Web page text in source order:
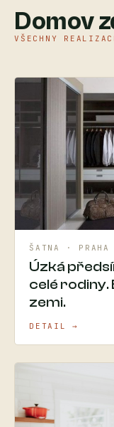
Domov
VŠECHNY
ŠATNA · PRAHA
Úzká
celé rodiny.
zemi.
DETAIL →